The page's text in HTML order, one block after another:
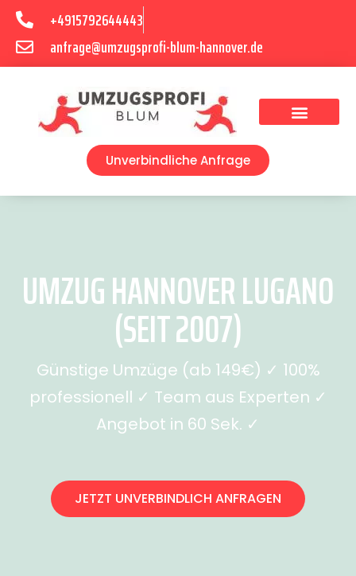
+4915792644443
anfrage@umzugsprofi-blum-hannover.de
Unverbindliche Anfrage
UMZUG HANNOVER LUGANO
(SEIT 2007)
Günstige Umzüge (ab 149€) ✓ 100%
professionell ✓ Team aus Experten ✓
Angebot in 60 Sek. ✓
JETZT UNVERBINDLICH ANFRAGEN